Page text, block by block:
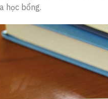
học bổng.